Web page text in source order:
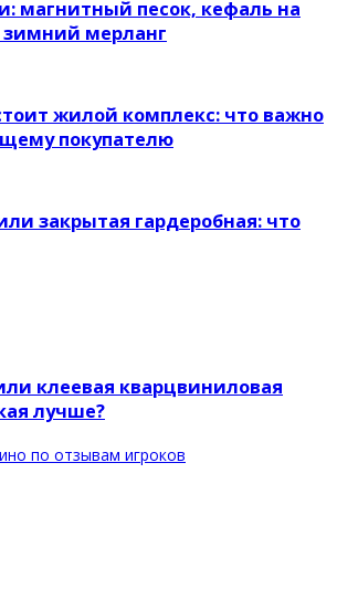
магнитный песок, кефаль на
зимний мерланг
жилой комплекс: что важно
покупателю
закрытая гардеробная: что
клеевая кварцвиниловая
лучше?
по отзывам игроков